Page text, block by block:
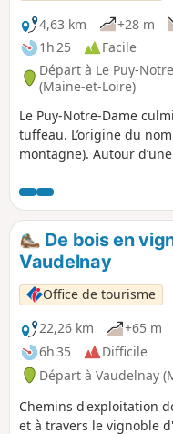
4,63 km
+28 m
1h 25
Facile
Départ à Le Puy-
(Maine-et-Loire)
Le Puy-Notre-Dame
tuffeau. L’origine du
montagne). Autour
se développe,
Compostelle et ceux
des Croisades : la
De bois en
Vaudelnay
Office de tourisme
22,26 km
+65 m
6h 35
Difficile
Départ à Vaudelnay
Chemins d'exploitation
et à travers le vignoble